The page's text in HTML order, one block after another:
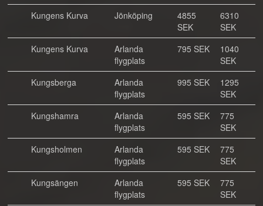
Kungens Kurva
Jönköping
4855
SEK
6310
SEK
Kungens Kurva
Arlanda
flygplats
795 SEK
1040
SEK
Kungsberga
Arlanda
flygplats
995 SEK
1295
SEK
Kungshamra
Arlanda
flygplats
595 SEK
775
SEK
Kungsholmen
Arlanda
flygplats
595 SEK
775
SEK
Kungsängen
Arlanda
flygplats
595 SEK
775
SEK